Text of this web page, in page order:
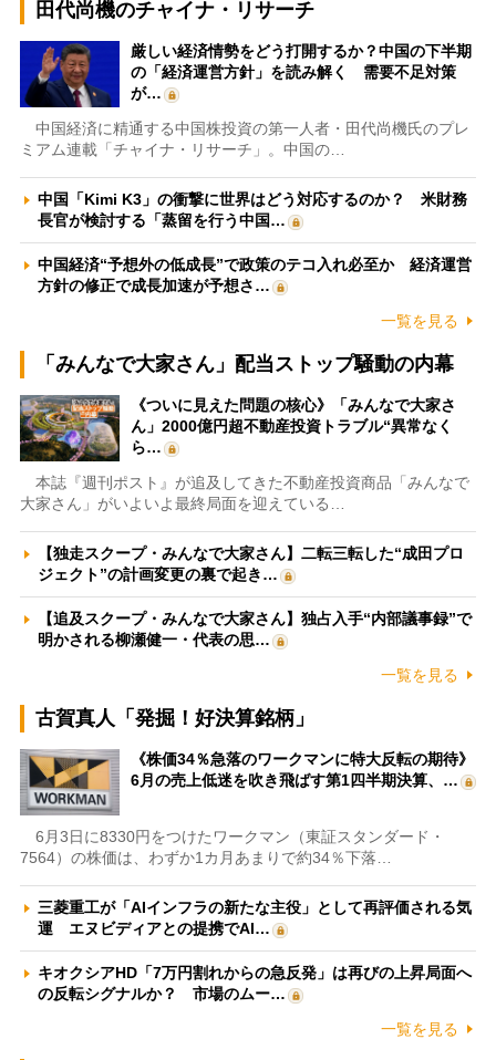
田代尚機のチャイナ・リサーチ
厳しい経済情勢をどう打開するか？中国の下半期
の「経済運営方針」を読み解く 需要不足対策
が…
中国経済に精通する中国株投資の第一人者・田代尚機氏のプレ
ミアム連載「チャイナ・リサーチ」。中国の…
中国「Kimi K3」の衝撃に世界はどう対応するのか？ 米財務
長官が検討する「蒸留を行う中国…
中国経済“予想外の低成長”で政策のテコ入れ必至か 経済運営
方針の修正で成長加速が予想さ…
一覧を見る
「みんなで大家さん」配当ストップ騒動の内幕
《ついに見えた問題の核心》「みんなで大家さ
ん」2000億円超不動産投資トラブル“異常なく
ら…
本誌『週刊ポスト』が追及してきた不動産投資商品「みんなで
大家さん」がいよいよ最終局面を迎えている…
【独走スクープ・みんなで大家さん】二転三転した“成田プロ
ジェクト”の計画変更の裏で起き…
【追及スクープ・みんなで大家さん】独占入手“内部議事録”で
明かされる柳瀬健一・代表の思…
一覧を見る
古賀真人「発掘！好決算銘柄」
《株価34％急落のワークマンに特大反転の期待》
6月の売上低迷を吹き飛ばす第1四半期決算、…
6月3日に8330円をつけたワークマン（東証スタンダード・
7564）の株価は、わずか1カ月あまりで約34％下落…
三菱重工が「AIインフラの新たな主役」として再評価される気
運 エヌビディアとの提携でAI…
キオクシアHD「7万円割れからの急反発」は再びの上昇局面へ
の反転シグナルか？ 市場のムー…
一覧を見る